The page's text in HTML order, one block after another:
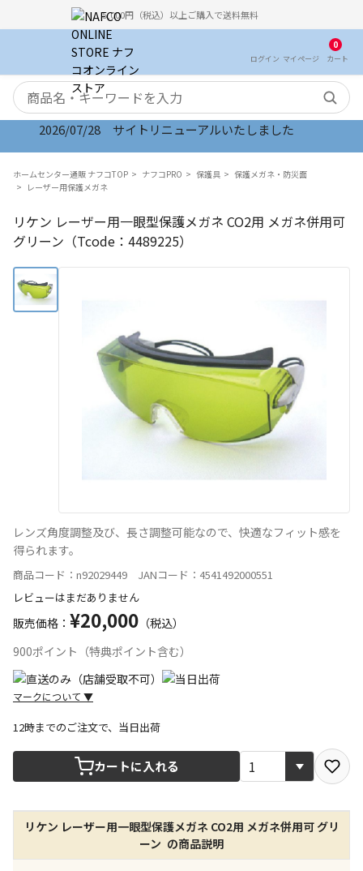
5,000円（税込）以上ご購入で送料無料
ログイン マイ ページ
0
カート
検索キーワード
2026/07/28 サイトリニューアルいたしました
ホームセンター通販 ナフコTOP ナフコPRO 保護具
保護メガネ・防災面
レーザー用保護メガネ
リケン レーザー用一眼型保護メガネ CO2用 メガネ併用可
グリーン（Tcode：4489225）
レンズ角度調整及び、長さ調整可能なので、快適なフィット感を
得られます。
商品コード：n92029449 JANコード：4541492000551
レビューはまだありません
販売価格： ¥20,000 （税込）
900ポイント（特典ポイント含む）
マークについて ▼
宅配や店舗受取を選択できる商品です
店舗のみで受取できる商品です（宅配便でのお届けが
できません）
※同時購入の商品は、全て同じ店舗での受取となりま
す
12時までのご注文で、当日出荷
カートに入れる
リケン レーザー用一眼型保護メガネ CO2用 メガネ併用可 グリ
ーン の商品説明